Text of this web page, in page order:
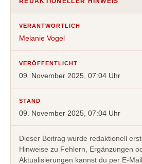
VERANTWORTLICH
Melanie Vogel
VERÖFFENTLICHT
09. November 2025, 07:04 Uhr
STAND
09. November 2025, 07:04 Uhr
Dieser Beitrag wurde redaktionell
Hinweise zu Fehlern, Ergänzungen
Aktualisierungen kannst du per E-